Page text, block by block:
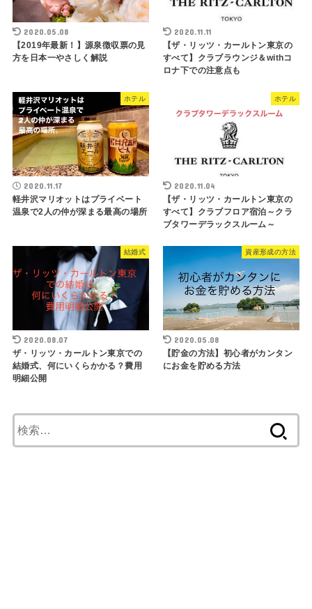
2020.05.08
【2019年最新！】源泉徴収票の見
方を日本一やさしく解説
2020.11.11
【ザ・リッツ・カールトン東京の
すべて】クラブラウンジ＆withコ
ロナ下での注意点も
ホテル
2020.11.17
軽井沢マリオットはプライベート
温泉で2人の仲が深まる最高の場所
ホテル
2020.11.04
【ザ・リッツ・カールトン東京の
すべて】クラブフロア宿泊～クラ
ブタワーデラックスルーム～
結婚式
2020.08.07
ザ・リッツ・カールトン東京での
結婚式、何にいくらかかる？費用
明細公開
資産形成の方法
2020.05.08
【貯金の方法】初心者がカンタン
にお金を貯める方法
索